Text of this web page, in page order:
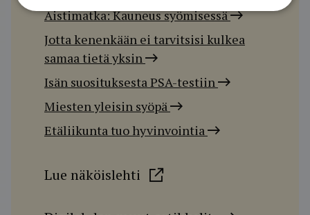
Aistimatka: Kauneus syömisessä
Jotta kenenkään ei tarvitsisi kulkea
samaa tietä yksin
Isän suosituksesta PSA-testiin
Miesten yleisin syöpä
Etäliikunta tuo hyvinvointia
Lue näköislehti